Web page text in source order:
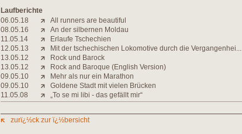
Laufberichte
06.05.18
All runners are beautiful
08.05.16
An der silbernen Moldau
11.05.14
Erlaufe Tschechien
12.05.13
Mit der tschechischen Lokomotive durch die Vergangenhei...
13.05.12
Rock und Barock
13.05.12
Rock and Baroque (English Version)
09.05.10
Mehr als nur ein Marathon
09.05.10
Goldene Stadt mit vielen Brücken
11.05.08
„To se mi libi - das gefällt mir“
zurï¿½ck zur ï¿½bersicht